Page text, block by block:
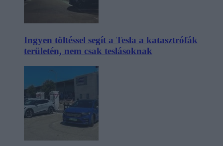
Ingyen töltéssel segít a Tesla a katasztrófák
területén, nem csak teslásoknak